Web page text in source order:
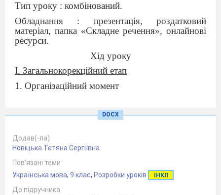
Тип уроку : комбінований.
Обладнання : презентація, роздатковий
матеріал, папка «Складне речення», онлайнові
ресурси.
Хід уроку
І. Загальнокорекційний етап
1. Організаційний момент
Гра «Плутанка»
DOCX
Додав(-ла)
Новіцька Тетяна Сергіївна
Пов’язані теми
Українська мова, 9 клас, Розробки уроків ІНКЛ
До підручника